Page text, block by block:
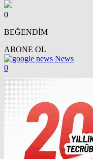
0
BEĞENDİM
ABONE OL
News
0